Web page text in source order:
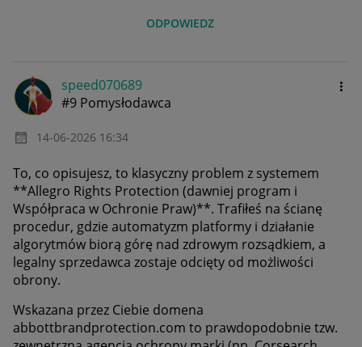
ODPOWIEDZ
speed070689
#9 Pomysłodawca
‎14-06-2026 16:34
To, co opisujesz, to klasyczny problem z systemem
**Allegro Rights Protection (dawniej program i
Współpraca w Ochronie Praw)**. Trafiłeś na ścianę
procedur, gdzie automatyzm platformy i działanie
algorytmów biorą górę nad zdrowym rozsądkiem, a
legalny sprzedawca zostaje odcięty od możliwości
obrony.
Wskazana przez Ciebie domena
abbottbrandprotection.com to prawdopodobnie tzw.